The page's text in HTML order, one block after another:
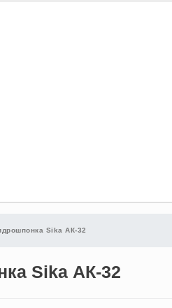
Sika АК-32
Sika АК-32